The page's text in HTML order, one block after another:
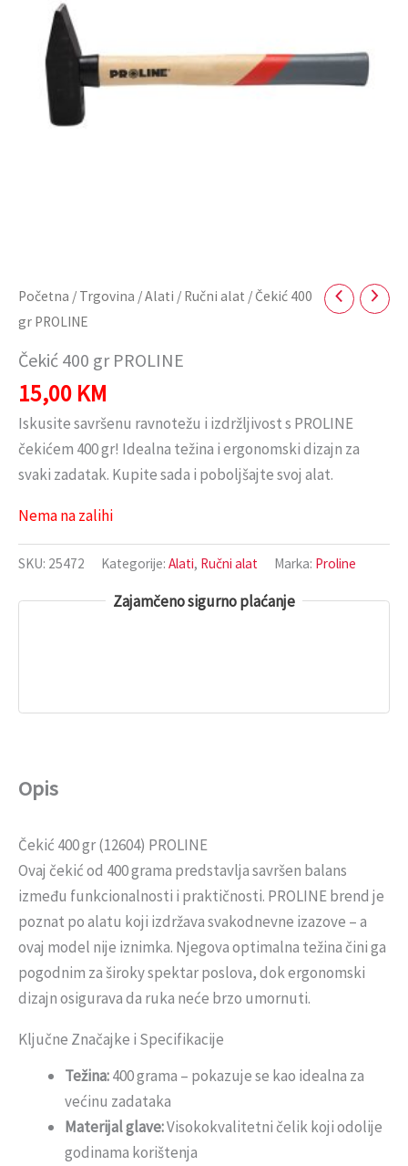
Početna / Trgovina /Alati / Ručni alat / Čekić 400
gr PROLINE
Čekić 400 gr PROLINE
15,00 KM
Iskusite savršenu ravnotežu i izdržljivost s PROLINE
čekićem 400 gr! Idealna težina i ergonomski dizajn za
svaki zadatak. Kupite sada i poboljšajte svoj alat.
Nema na zalihi
SKU: 25472 Kategorije: Alati, Ručni alat Marka: Proline
Zajamčeno sigurno plaćanje
Opis
Čekić 400 gr (12604) PROLINE
Ovaj čekić od 400 grama predstavlja savršen balans
između funkcionalnosti i praktičnosti. PROLINE brend je
poznat po alatu koji izdržava svakodnevne izazove – a
ovaj model nije iznimka. Njegova optimalna težina čini ga
pogodnim za široky spektar poslova, dok ergonomski
dizajn osigurava da ruka neće brzo umornuti.
Ključne Značajke i Specifikacije
Težina:400 grama – pokazuje se kao idealna za
većinu zadataka
Materijal glave:Visokokvalitetni čelik koji odolije
godinama korištenja